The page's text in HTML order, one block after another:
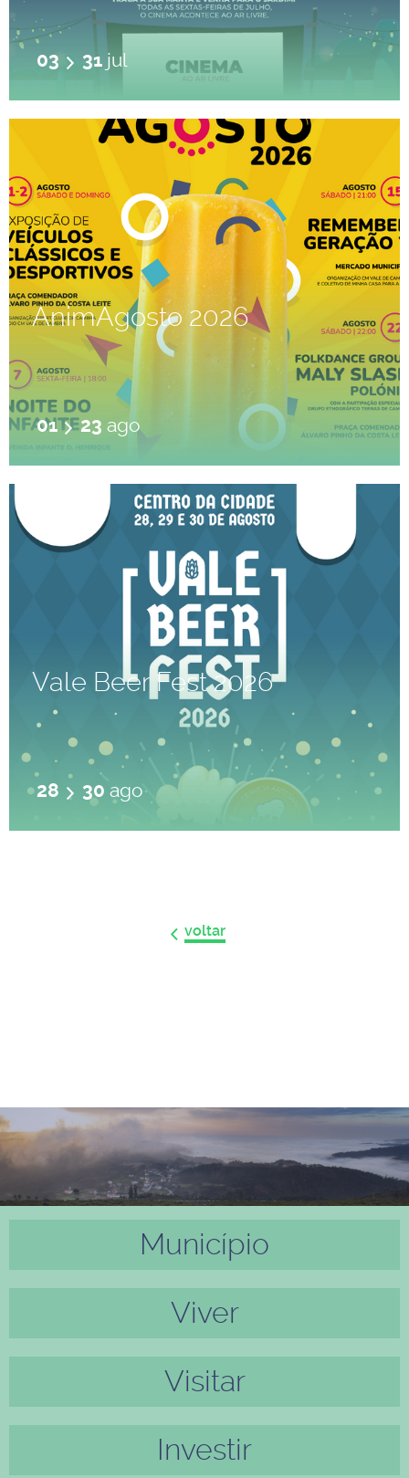
03 31 jul
AnimAgosto 2026
01 23 ago
Vale Beer Fest 2026
28 30 ago
voltar
Município
Viver
Visitar
Investir